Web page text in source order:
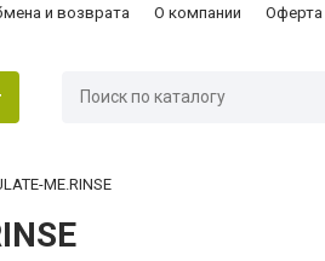
и возврата О компании Оферта
ME.RINSE